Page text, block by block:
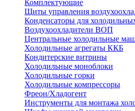
Комплектующие
Щиты управления
Конденсаторы для
Воздухоохладители ВОП
Центральные холодильные
Холодильные агрегаты ККБ
Кондитерские витрины
Холодильные моноблоки
Холодильные горки
Холодильные компрессоры
Фреон/Хладогент
Инструменты для монтажа